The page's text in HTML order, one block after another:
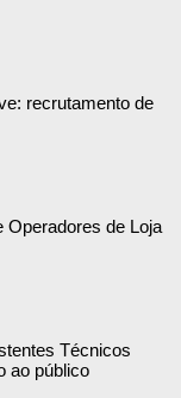
recrutamento de
Operadores de Loja
Técnicos
ao público